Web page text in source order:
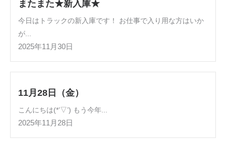
またまた★新入庫★
今日はトラックの新入庫です！ お仕事で入り用な方はいか
が...
2025年11月30日
11月28日（金）
こんにちは(*’▽’) もう今年...
2025年11月28日